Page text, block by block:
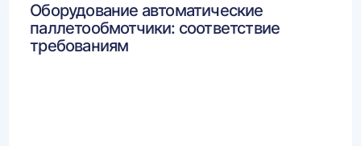
Оборудование автоматические
паллетообмотчики: соответствие
требованиям